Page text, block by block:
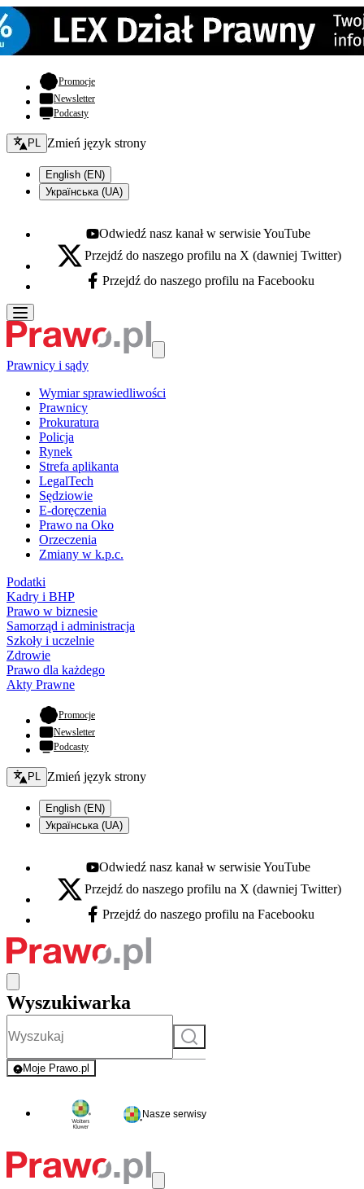
Promocje- otwiera się w nowej karcie
Newsletter
Podcasty
Zmień język - bieżący:
PL Zmień język strony
English (EN)
Українська (UA)
Youtube - otwiera się w nowej karcie
Odwiedź nasz kanał w serwisie YouTube
X - otwiera się w nowej karcie
Przejdź do naszego profilu na X (dawniej Twitter)
Facebook - otwiera się w nowej karcie
Przejdź do naszego profilu na Facebooku
Prawnicy i sądy
Wymiar sprawiedliwości
Prawnicy
Prokuratura
Policja
Rynek
Strefa aplikanta
LegalTech
Sędziowie
E-doręczenia
Prawo na Oko
Orzeczenia
Zmiany w k.p.c.
Podatki
Kadry i BHP
Prawo w biznesie
Samorząd i administracja
Szkoły i uczelnie
Zdrowie
Prawo dla każdego
Akty Prawne
Promocje- otwiera się w nowej karcie
Newsletter
Podcasty
Zmień język - bieżący:
PL Zmień język strony
English (EN)
Українська (UA)
Youtube - otwiera się w nowej karcie
Odwiedź nasz kanał w serwisie YouTube
X - otwiera się w nowej karcie
Przejdź do naszego profilu na X (dawniej Twitter)
Facebook - otwiera się w nowej karcie
Przejdź do naszego profilu na Facebooku
Wyszukiwarka
Szukaj
Moje Prawo.pl
- rejestracja i logowanie do serwisu
Nasze serwisy